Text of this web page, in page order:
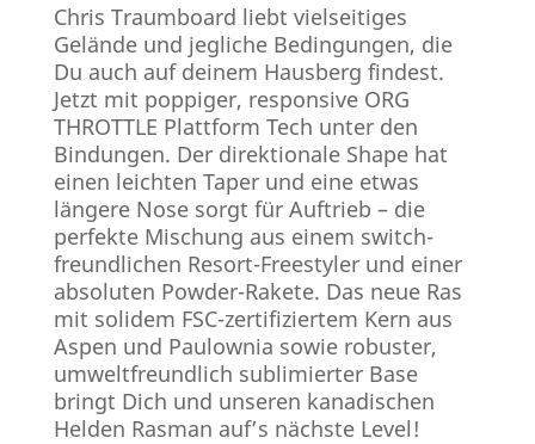
Chris Traumboard liebt vielseitiges
Gelände und jegliche Bedingungen, die
Du auch auf deinem Hausberg findest.
Jetzt mit poppiger, responsive ORG
THROTTLE Plattform Tech unter den
Bindungen. Der direktionale Shape hat
einen leichten Taper und eine etwas
längere Nose sorgt für Auftrieb – die
perfekte Mischung aus einem switch-
freundlichen Resort-Freestyler und einer
absoluten Powder-Rakete. Das neue Ras
mit solidem FSC-zertifiziertem Kern aus
Aspen und Paulownia sowie robuster,
umweltfreundlich sublimierter Base
bringt Dich und unseren kanadischen
Helden Rasman auf’s nächste Level!